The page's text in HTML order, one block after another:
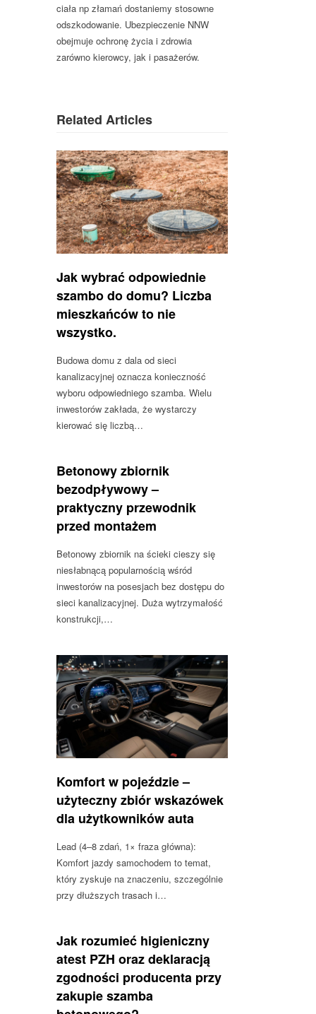
ciała np złamań dostaniemy stosowne
odszkodowanie. Ubezpieczenie NNW
obejmuje ochronę życia i zdrowia
zarówno kierowcy, jak i pasażerów.
Related Articles
Jak wybrać odpowiednie
szambo do domu? Liczba
mieszkańców to nie
wszystko.
Budowa domu z dala od sieci
kanalizacyjnej oznacza konieczność
wyboru odpowiedniego szamba. Wielu
inwestorów zakłada, że wystarczy
kierować się liczbą…
Betonowy zbiornik
bezodpływowy –
praktyczny przewodnik
przed montażem
Betonowy zbiornik na ścieki cieszy się
niesłabnącą popularnością wśród
inwestorów na posesjach bez dostępu do
sieci kanalizacyjnej. Duża wytrzymałość
konstrukcji,…
Komfort w pojeździe –
użyteczny zbiór wskazówek
dla użytkowników auta
Lead (4–8 zdań, 1× fraza główna):
Komfort jazdy samochodem to temat,
który zyskuje na znaczeniu, szczególnie
przy dłuższych trasach i…
Jak rozumieć higieniczny
atest PZH oraz deklaracją
zgodności producenta przy
zakupie szamba